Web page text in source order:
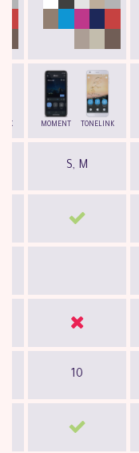
TONELINK
MOMENT
S, M
10